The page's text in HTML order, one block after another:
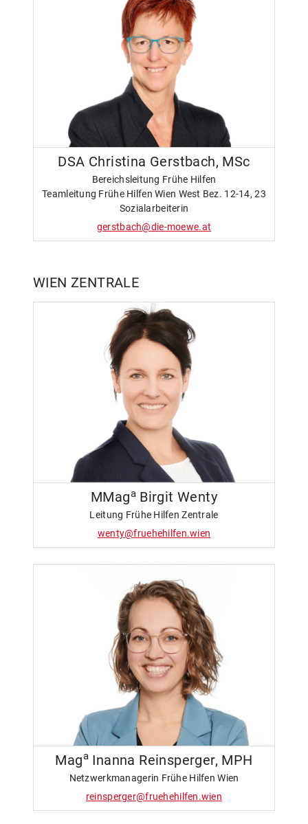
DSA Christina Gerstbach, MSc
Bereichsleitung Frühe Hilfen
Teamleitung Frühe Hilfen Wien West Bez. 12-14, 23
Sozialarbeiterin
gerstbach@die-moewe.at
WIEN ZENTRALE
MMagaBirgit Wenty
Leitung Frühe Hilfen Zentrale
wenty@fruehehilfen.wien
MagaInanna Reinsperger, MPH
Netzwerkmanagerin Frühe Hilfen Wien
reinsperger@fruehehilfen.wien